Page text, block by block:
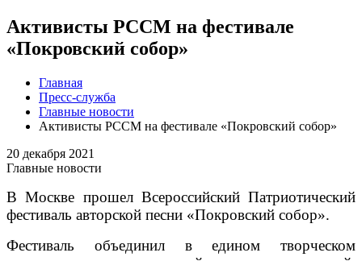
Активисты РССМ на фестивале
«Покровский собор»
Главная
Пресс-служба
Главные новости
Активисты РССМ на фестивале «Покровский собор»
20 декабря 2021
Главные новости
В Москве прошел Всероссийский Патриотический
фестиваль авторской песни «Покровский собор».
Фестиваль объединил в едином творческом